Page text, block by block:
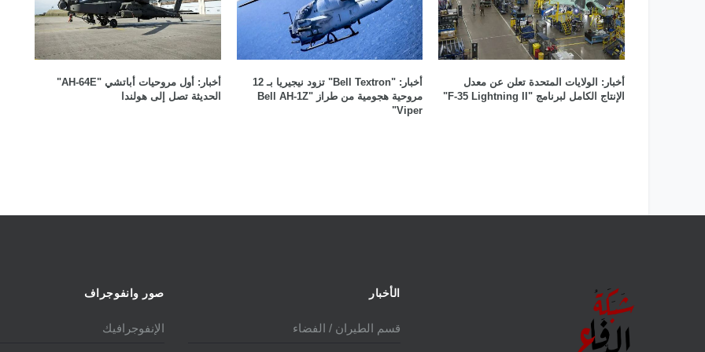
أخبار: الولايات المتحدة تعلن عن معدل
الإنتاج الكامل لبرنامج "F-35 Lightning II"
أخبار: "Bell Textron" تزود نيجيريا بـ 12
مروحية هجومية من طراز "Bell AH-1Z
Viper"
أخبار: أول مروحيات أباتشي "AH-64E"
الحديثة تصل إلى هولندا
الأخبار
قسم الطيران / الفضاء
صور وانفوجراف
الإنفوجرافيك